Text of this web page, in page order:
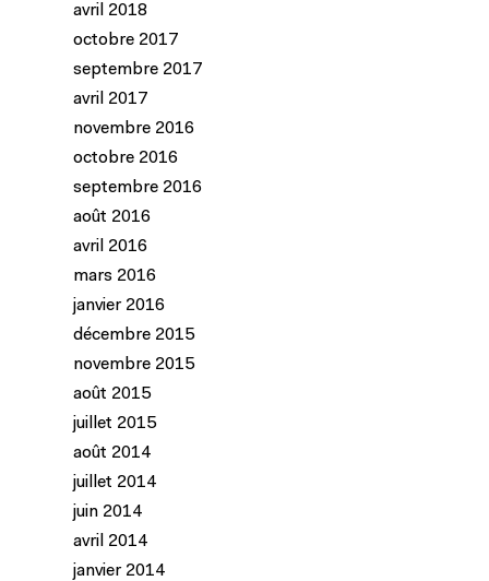
avril 2018
octobre 2017
septembre 2017
avril 2017
novembre 2016
octobre 2016
septembre 2016
août 2016
avril 2016
mars 2016
janvier 2016
décembre 2015
novembre 2015
août 2015
juillet 2015
août 2014
juillet 2014
juin 2014
avril 2014
janvier 2014